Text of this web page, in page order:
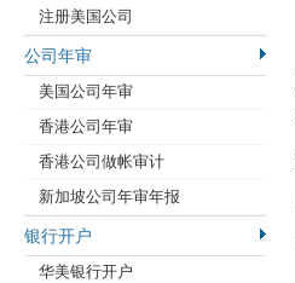
注册美国公司
公司年审
美国公司年审
香港公司年审
香港公司做帐审计
新加坡公司年审年报
银行开户
华美银行开户